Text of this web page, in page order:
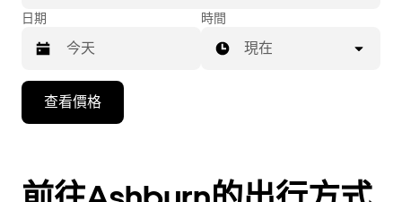
日期
下
箭
時間
現在
查看價格